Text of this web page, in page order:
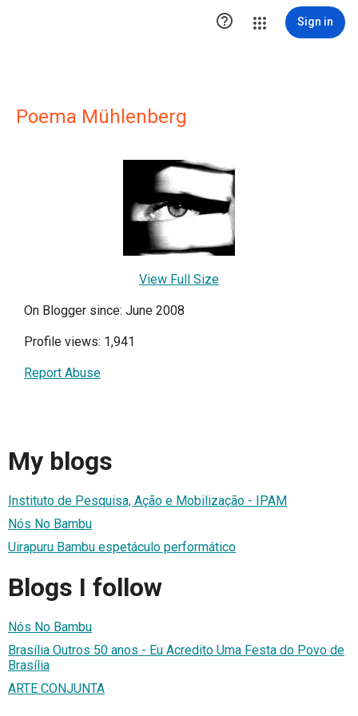
 Sign in
Poema Mühlenberg
View Full Size
On Blogger since: June 2008
Profile views: 1,941
Report Abuse
My blogs
Instituto de Pesquisa, Ação e Mobilização - IPAM
Nós No Bambu
Uirapuru Bambu espetáculo performático
Blogs I follow
Nós No Bambu
Brasília Outros 50 anos - Eu Acredito Uma Festa do Povo de
Brasília
ARTE CONJUNTA